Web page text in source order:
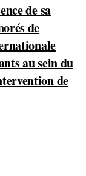
de sa
de
au sein du
de